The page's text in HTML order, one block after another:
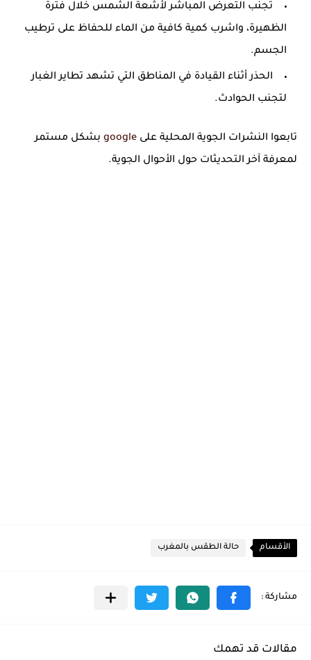
تجنب التعرض المباشر لأشعة الشمس خلال فترة
الظهيرة، واشرب كمية كافية من الماء للحفاظ على ترطيب
الجسم.
الحذر أثناء القيادة في المناطق التي تشهد تطاير الغبار
لتجنب الحوادث.
تابعوا النشرات الجوية المحلية على google بشكل مستمر
لمعرفة آخر التحديثات حول الأحوال الجوية.
الأقسام حالة الطقس بالمغرب
مقالات قد تهمك